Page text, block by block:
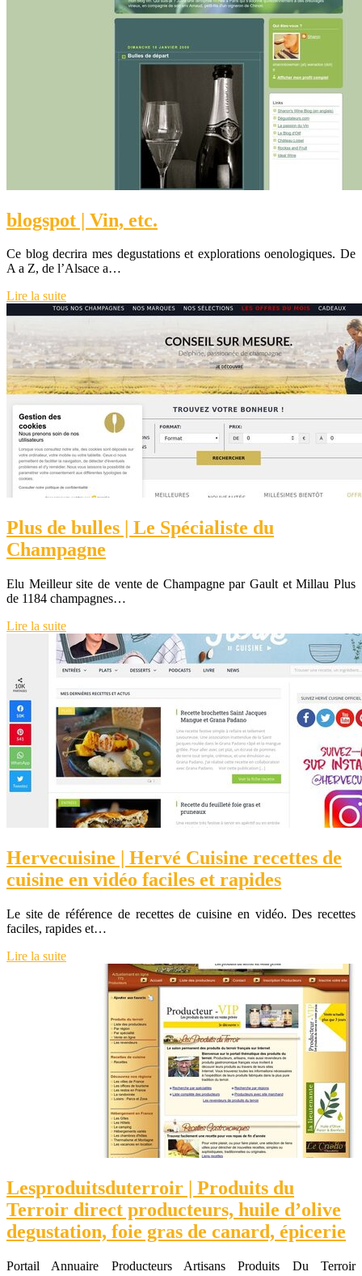
blogspot | Vin, etc.
Ce blog decrira mes degustations et explorations oenologiques. De
A a Z, de l’Alsace a…
Lire la suite
Plus de bulles | Le Spécialiste du
Champagne
Elu Meilleur site de vente de Champagne par Gault et Millau Plus
de 1184 champagnes…
Lire la suite
Her­vecuisi­ne | Hervé Cuisine recettes de
cuisine en vidéo faciles et rapides
Le site de référence de recettes de cuisine en vidéo. Des recettes
faciles, rapides et…
Lire la suite
Lesproduits­du­ter­roir | Produits du
Terroir direct producteurs, huile d’olive
degustation, foie gras de canard, épicerie
Portail Annuaire Producteurs Artisans Produits Du Terroir